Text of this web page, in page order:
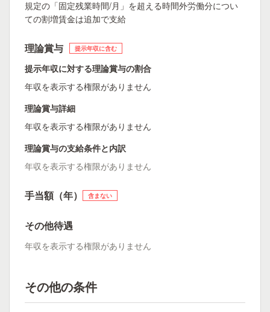
規定の「固定残業時間/月」を超える時間外労働分につい
ての割増賃金は追加で支給
理論賞与 提示年収に含む
提示年収に対する理論賞与の割合
年収を表示する権限がありません
理論賞与詳細
年収を表示する権限がありません
理論賞与の支給条件と内訳
年収を表示する権限がありません
手当額（年） 含まない
その他待遇
年収を表示する権限がありません
その他の条件